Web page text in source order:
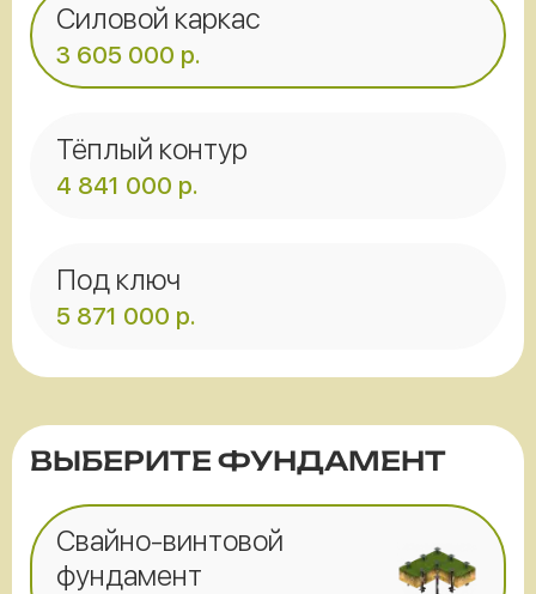
Силовой каркас
3 605 000 р.
Тёплый контур
4 841 000 р.
Под ключ
5 871 000 р.
ВЫБЕРИТЕ ФУНДАМЕНТ
Свайно-винтовой
фундамент